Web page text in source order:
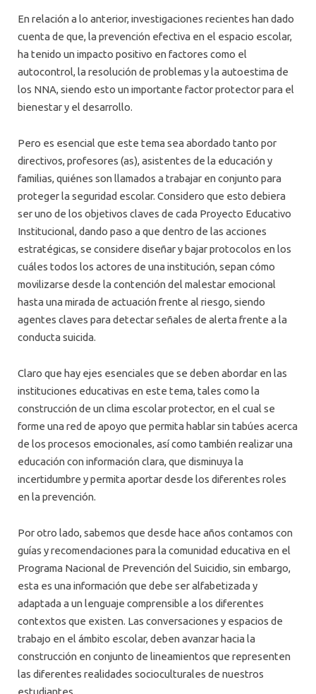
En relación a lo anterior, investigaciones recientes han dado
cuenta de que, la prevención efectiva en el espacio escolar,
ha tenido un impacto positivo en factores como el
autocontrol, la resolución de problemas y la autoestima de
los NNA, siendo esto un importante factor protector para el
bienestar y el desarrollo.
Pero es esencial que este tema sea abordado tanto por
directivos, profesores (as), asistentes de la educación y
familias, quiénes son llamados a trabajar en conjunto para
proteger la seguridad escolar. Considero que esto debiera
ser uno de los objetivos claves de cada Proyecto Educativo
Institucional, dando paso a que dentro de las acciones
estratégicas, se considere diseñar y bajar protocolos en los
cuáles todos los actores de una institución, sepan cómo
movilizarse desde la contención del malestar emocional
hasta una mirada de actuación frente al riesgo, siendo
agentes claves para detectar señales de alerta frente a la
conducta suicida.
Claro que hay ejes esenciales que se deben abordar en las
instituciones educativas en este tema, tales como la
construcción de un clima escolar protector, en el cual se
forme una red de apoyo que permita hablar sin tabúes acerca
de los procesos emocionales, así como también realizar una
educación con información clara, que disminuya la
incertidumbre y permita aportar desde los diferentes roles
en la prevención.
Por otro lado, sabemos que desde hace años contamos con
guías y recomendaciones para la comunidad educativa en el
Programa Nacional de Prevención del Suicidio, sin embargo,
esta es una información que debe ser alfabetizada y
adaptada a un lenguaje comprensible a los diferentes
contextos que existen. Las conversaciones y espacios de
trabajo en el ámbito escolar, deben avanzar hacia la
construcción en conjunto de lineamientos que representen
las diferentes realidades socioculturales de nuestros